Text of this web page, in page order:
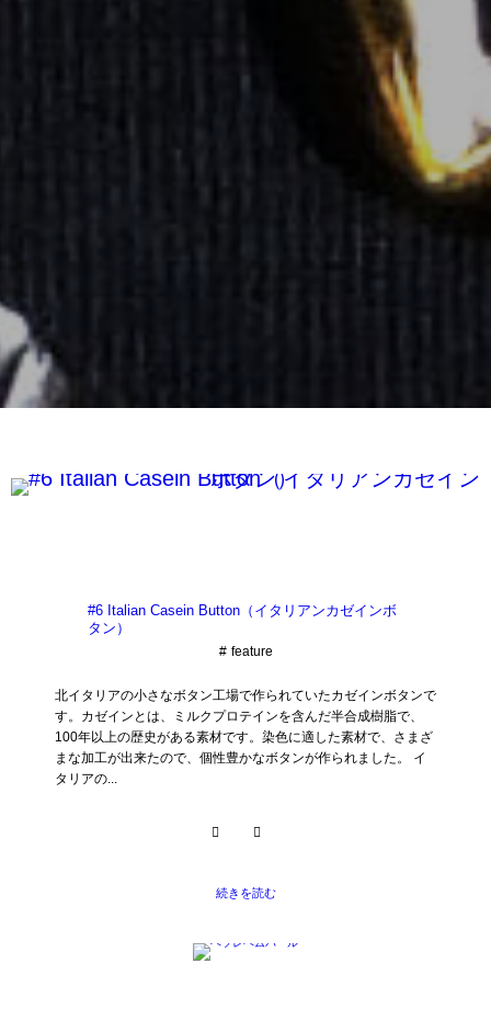
#6 Italian Casein Button（イタリアンカゼインボ
タン）
feature
北イタリアの小さなボタン工場で作られていたカゼインボタンで
す。カゼインとは、ミルクプロテインを含んだ半合成樹脂で、
100年以上の歴史がある素材です。染色に適した素材で、さまざ
まな加工が出来たので、個性豊かなボタンが作られました。 イ
タリアの...
続きを読む